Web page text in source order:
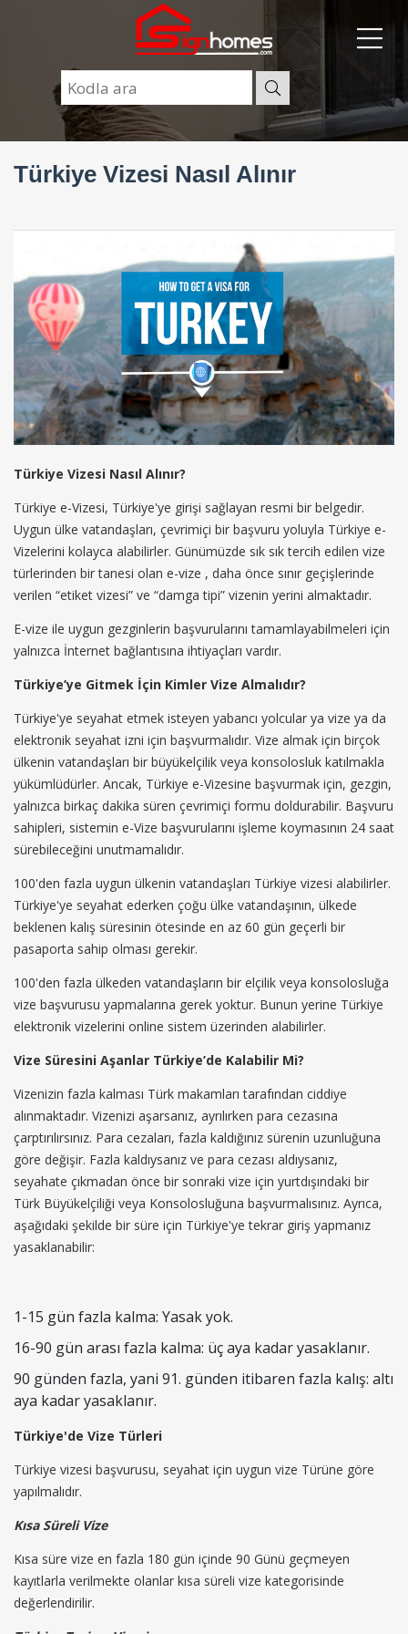
Türkiye Vizesi Nasıl Alınır
Türkiye Vizesi Nasıl Alınır?
Türkiye e-Vizesi, Türkiye'ye girişi sağlayan resmi bir belgedir.
Uygun ülke vatandaşları, çevrimiçi bir başvuru yoluyla Türkiye e-
Vizelerini kolayca alabilirler. Günümüzde sık sık tercih edilen vize
türlerinden bir tanesi olan e-vize , daha önce sınır geçişlerinde
verilen “etiket vizesi” ve “damga tipi” vizenin yerini almaktadır.
E-vize ile uygun gezginlerin başvurularını tamamlayabilmeleri için
yalnızca İnternet bağlantısına ihtiyaçları vardır.
Türkiye’ye Gitmek İçin Kimler Vize Almalıdır?
Türkiye'ye seyahat etmek isteyen yabancı yolcular ya vize ya da
elektronik seyahat izni için başvurmalıdır. Vize almak için birçok
ülkenin vatandaşları bir büyükelçilik veya konsolosluk katılmakla
yükümlüdürler. Ancak, Türkiye e-Vizesine başvurmak için, gezgin,
yalnızca birkaç dakika süren çevrimiçi formu doldurabilir. Başvuru
sahipleri, sistemin e-Vize başvurularını işleme koymasının 24 saat
sürebileceğini unutmamalıdır.
100'den fazla uygun ülkenin vatandaşları Türkiye vizesi alabilirler.
Türkiye'ye seyahat ederken çoğu ülke vatandaşının, ülkede
beklenen kalış süresinin ötesinde en az 60 gün geçerli bir
pasaporta sahip olması gerekir.
100'den fazla ülkeden vatandaşların bir elçilik veya konsolosluğa
vize başvurusu yapmalarına gerek yoktur. Bunun yerine Türkiye
elektronik vizelerini online sistem üzerinden alabilirler.
Vize Süresini Aşanlar Türkiye’de Kalabilir Mi?
Vizenizin fazla kalması Türk makamları tarafından ciddiye
alınmaktadır. Vizenizi aşarsanız, ayrılırken para cezasına
çarptırılırsınız. Para cezaları, fazla kaldığınız sürenin uzunluğuna
göre değişir. Fazla kaldıysanız ve para cezası aldıysanız,
seyahate çıkmadan önce bir sonraki vize için yurtdışındaki bir
Türk Büyükelçiliği veya Konsolosluğuna başvurmalısınız. Ayrıca,
aşağıdaki şekilde bir süre için Türkiye'ye tekrar giriş yapmanız
yasaklanabilir:
1-15 gün fazla kalma: Yasak yok.
16-90 gün arası fazla kalma: üç aya kadar yasaklanır.
90 günden fazla, yani 91. günden itibaren fazla kalış: altı
aya kadar yasaklanır.
Türkiye'de Vize Türleri
Türkiye vizesi başvurusu, seyahat için uygun vize Türüne göre
yapılmalıdır.
Kısa Süreli Vize
Kısa süre vize en fazla 180 gün içinde 90 Günü geçmeyen
kayıtlarla verilmekte olanlar kısa süreli vize kategorisinde
değerlendirilir.